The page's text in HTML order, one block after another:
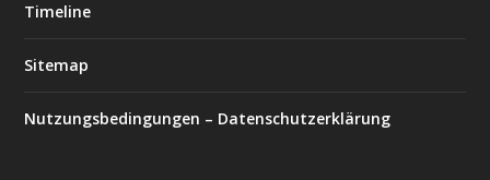
Timeline
Sitemap
Nutzungsbedingungen – Datenschutzerklärung